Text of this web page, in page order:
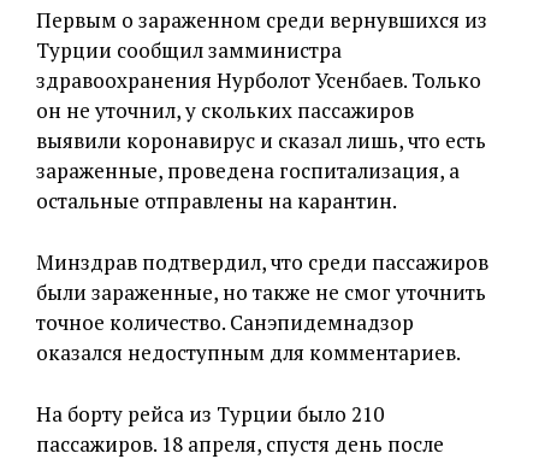
Первым о зараженном среди вернувшихся из
Турции сообщил замминистра
здравоохранения Нурболот Усенбаев. Только
он не уточнил, у скольких пассажиров
выявили коронавирус и сказал лишь, что есть
зараженные, проведена госпитализация, а
остальные отправлены на карантин.
Минздрав подтвердил, что среди пассажиров
были зараженные, но также не смог уточнить
точное количество. Санэпидемнадзор
оказался недоступным для комментариев.
На борту рейса из Турции было 210
пассажиров. 18 апреля, спустя день после